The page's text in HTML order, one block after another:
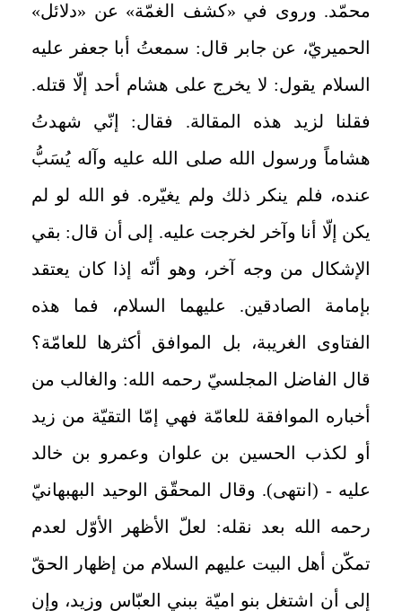
محمّد. وروى في «كشف الغمّة» عن «دلائل»
الحميريّ، عن جابر قال: سمعتُ أبا جعفر عليه
السلام يقول: لا يخرج على هشام أحد إلّا قتله.
فقلنا لزيد هذه المقالة. فقال: إنّي شهدتُ
هشاماً ورسول الله صلى الله عليه وآله يُسَبُّ
عنده، فلم ينكر ذلك ولم يغيّره. فو الله لو لم
يكن إلّا أنا وآخر لخرجت عليه. إلى أن قال: بقي
الإشكال من وجه آخر، وهو أنّه إذا كان يعتقد
بإمامة الصادقين. عليهما السلام، فما هذه
الفتاوى الغريبة، بل الموافق أكثرها للعامّة؟
قال الفاضل المجلسيّ رحمه الله: والغالب من
أخباره الموافقة للعامّة فهي إمّا التقيّة من زيد
أو لكذب الحسين بن علوان وعمرو بن خالد
عليه - (انتهى). وقال المحقّق الوحيد البهبهانيّ
رحمه الله بعد نقله: لعلّ الأظهر الأوّل لعدم
تمكّن أهل البيت عليهم السلام من إظهار الحقّ
إلى أن اشتغل بنو اميّة ببني العبّاس وزيد، وإن